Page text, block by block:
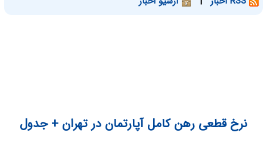
نرخ قطعی رهن کامل آپارتمان در تهران + جدول